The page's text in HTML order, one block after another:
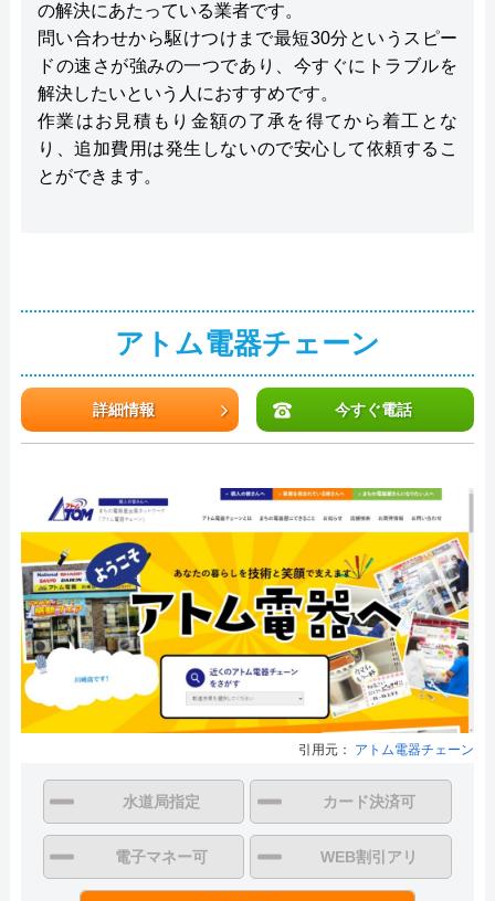
の解決にあたっている業者です。
問い合わせから駆けつけまで最短30分というスピー
ドの速さが強みの一つであり、今すぐにトラブルを
解決したいという人におすすめです。
作業はお見積もり金額の了承を得てから着工とな
り、追加費用は発生しないので安心して依頼するこ
とができます。
アトム電器チェーン
詳細情報 今すぐ電話
引用元： アトム電器チェーン
水道局指定 カード決済可
電子マネー可 WEB割引アリ